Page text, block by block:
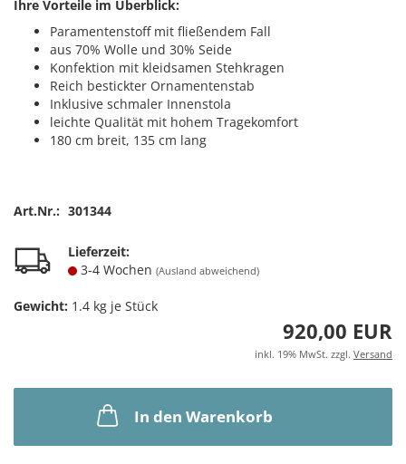
Ihre Vorteile im Überblick:
Paramentenstoff mit fließendem Fall
aus 70% Wolle und 30% Seide
Konfektion mit kleidsamen Stehkragen
Reich bestickter Ornamentenstab
Inklusive schmaler Innenstola
leichte Qualität mit hohem Tragekomfort
180 cm breit, 135 cm lang
Art.Nr.: 301344
Lieferzeit:
3-4 Wochen (Ausland abweichend)
Gewicht: 1.4 kg je Stück
920,00 EUR
inkl. 19% MwSt. zzgl. Versand
In den Warenkorb